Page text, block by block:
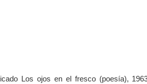
Los ojos en el fresco (poesía),